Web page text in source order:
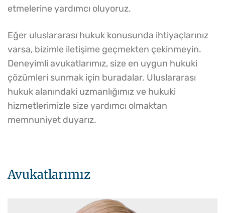
etmelerine yardımcı oluyoruz.
Eğer uluslararası hukuk konusunda ihtiyaçlarınız
varsa, bizimle iletişime geçmekten çekinmeyin.
Deneyimli avukatlarımız, size en uygun hukuki
çözümleri sunmak için buradalar. Uluslararası
hukuk alanındaki uzmanlığımız ve hukuki
hizmetlerimizle size yardımcı olmaktan
memnuniyet duyarız.
Avukatlarımız